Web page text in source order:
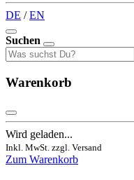
DE / EN
Suchen
Warenkorb
Wird geladen...
Inkl. MwSt. zzgl. Versand
Zum Warenkorb